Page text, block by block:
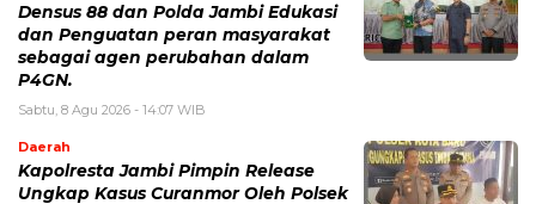
Densus 88 dan Polda Jambi Edukasi
dan Penguatan peran masyarakat
sebagai agen perubahan dalam
P4GN.
Sabtu, 8 Agu 2026 - 14:07 WIB
Daerah
Kapolresta Jambi Pimpin Release
Ungkap Kasus Curanmor Oleh Polsek